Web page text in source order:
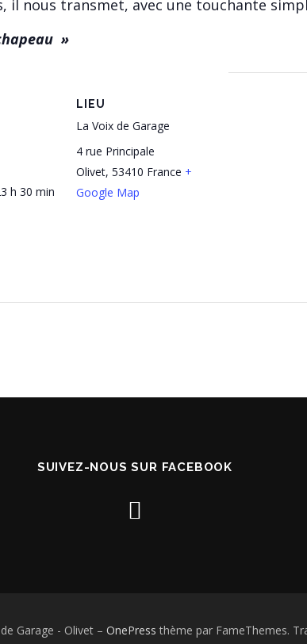
il nous transmet, avec une touchante
»
h 30 min
LIEU
La Voix de Garage
4 rue Principale
Olivet, 53410 France +
Google Map
SUIVEZ-NOUS SUR FACEBOOK
Garage - Olivet – OnePress thème par FameThemes.